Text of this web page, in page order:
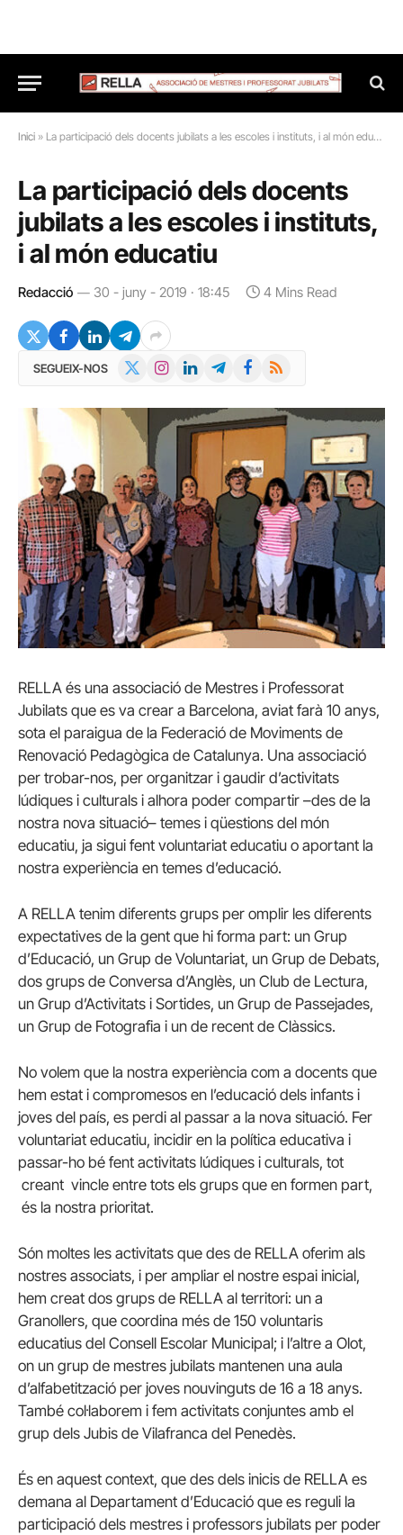
Inici » La participació dels docents jubilats a les escoles i instituts, i al món educatiu
La participació dels docents
jubilats a les escoles i instituts,
i al món educatiu
Redacció 30 - juny - 2019 · 18:45 4 Mins Read
SEGUEIX-NOS InstagramLinkedInTelegramFacebook
RSS
RELLA és una associació de Mestres i Professorat
Jubilats que es va crear a Barcelona, aviat farà 10 anys,
sota el paraigua de la Federació de Moviments de
Renovació Pedagògica de Catalunya. Una associació
per trobar-nos, per organitzar i gaudir d’activitats
lúdiques i culturals i alhora poder compartir –des de la
nostra nova situació– temes i qüestions del món
educatiu, ja sigui fent voluntariat educatiu o aportant la
nostra experiència en temes d’educació.
A RELLA tenim diferents grups per omplir les diferents
expectatives de la gent que hi forma part: un Grup
d’Educació, un Grup de Voluntariat, un Grup de Debats,
dos grups de Conversa d’Anglès, un Club de Lectura,
un Grup d’Activitats i Sortides, un Grup de Passejades,
un Grup de Fotografia i un de recent de Clàssics.
No volem que la nostra experiència com a docents que
hem estat i compromesos en l’educació dels infants i
joves del país, es perdi al passar a la nova situació. Fer
voluntariat educatiu, incidir en la política educativa i
passar-ho bé fent activitats lúdiques i culturals, tot
creant vincle entre tots els grups que en formen part,
és la nostra prioritat.
Són moltes les activitats que des de RELLA oferim als
nostres associats, i per ampliar el nostre espai inicial,
hem creat dos grups de RELLA al territori: un a
Granollers, que coordina més de 150 voluntaris
educatius del Consell Escolar Municipal; i l’altre a Olot,
on un grup de mestres jubilats mantenen una aula
d’alfabetització per joves nouvinguts de 16 a 18 anys.
També col·laborem i fem activitats conjuntes amb el
grup dels Jubis de Vilafranca del Penedès.
És en aquest context, que des dels inicis de RELLA es
demana al Departament d’Educació que es reguli la
participació dels mestres i professors jubilats per poder